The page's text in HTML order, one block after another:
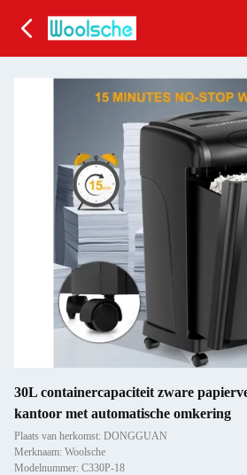
30L containercapaciteit zware
kantoor met automatische omkering
Plaats van herkomst: DONGGUAN
Merknaam: Woolsche
Modelnummer: C330P-18